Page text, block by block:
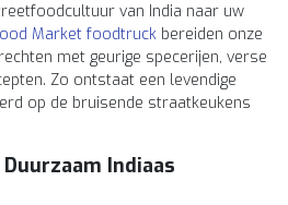
van India naar uw
Market foodtruck bereiden onze
met geurige specerijen, verse
Zo ontstaat een levendige
op de bruisende straatkeukens
Indiaas